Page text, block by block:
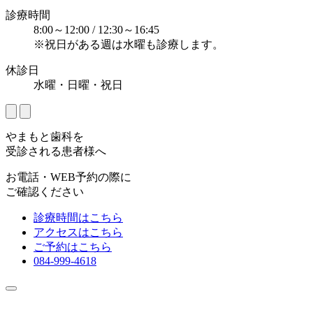
診療時間
8:00～12:00 / 12:30～16:45
※祝日がある週は水曜も診療します。
休診日
水曜・日曜・祝日
やまもと歯科を
受診される患者様へ
お電話・WEB予約の際に
ご確認ください
診療時間はこちら
アクセスはこちら
ご予約はこちら
084-999-4618